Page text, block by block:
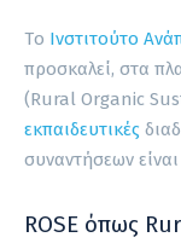
Tο Ινστιτούτο
προσκαλεί, στα
(Rural Organic
εκπαιδευτικές
συναντήσεων
ROSE όπως